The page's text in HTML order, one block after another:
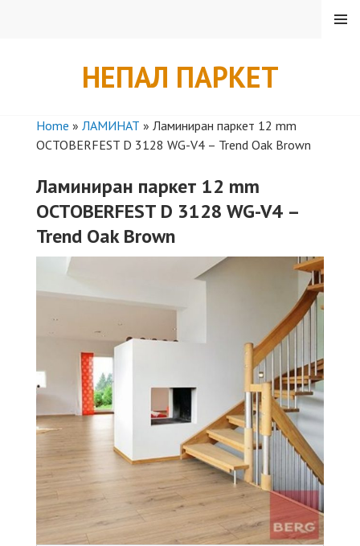
НЕПАЛ ПАРКЕТ
MENU
Home » ЛАМИНАТ » Ламиниран паркет 12 mm
OCTOBERFEST D 3128 WG-V4 – Trend Oak Brown
Ламиниран паркет 12 mm
OCTOBERFEST D 3128 WG-V4 –
Trend Oak Brown